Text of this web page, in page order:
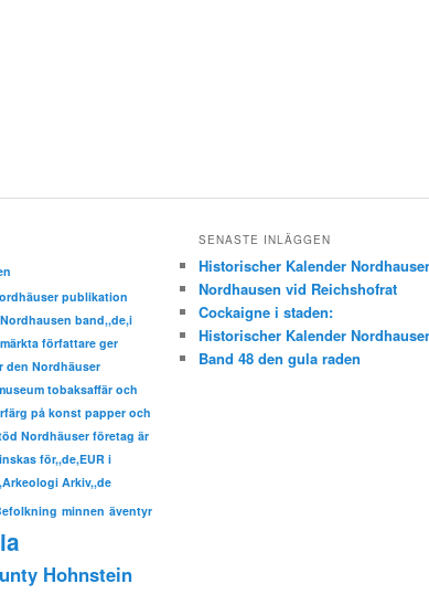
publikation
band,,de,i
författare ger
den Nordhäuser
tobaksaffär och
på konst papper och
Nordhäuser företag är
för,,de,EUR i
Arkiv,,de
minnen äventyr
Hohnstein
SENASTE INLÄGGEN
Historischer Kalender
Nordhausen vid Reichshofrat
Cockaigne i staden:
Historischer Kalender
Band 48 den gula raden